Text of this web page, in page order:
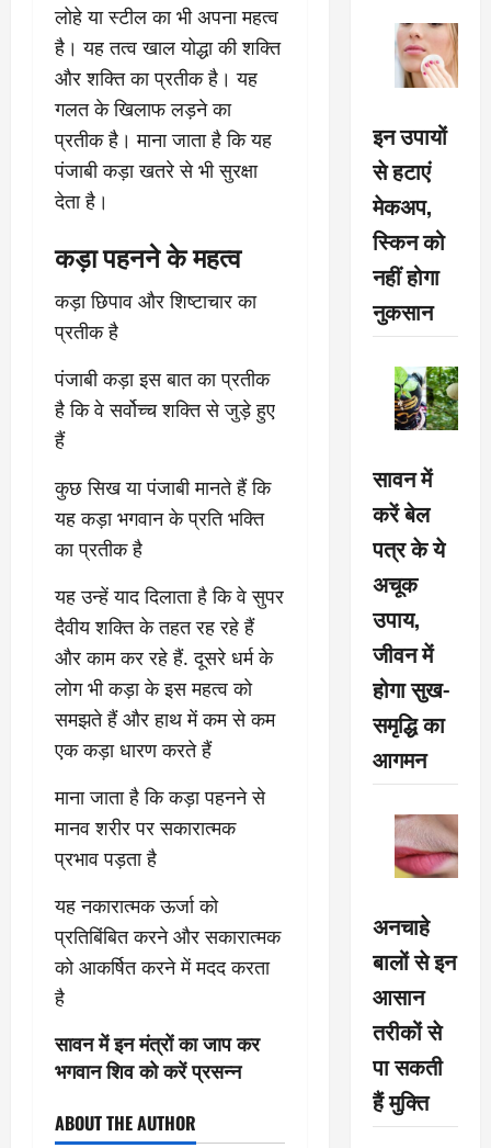
लोहे या स्टील का भी अपना महत्व
है। यह तत्व खाल योद्धा की शक्ति
और शक्ति का प्रतीक है। यह
गलत के खिलाफ लड़ने का
प्रतीक है। माना जाता है कि यह
पंजाबी कड़ा खतरे से भी सुरक्षा
देता है।
कड़ा पहनने के महत्व
कड़ा छिपाव और शिष्टाचार का
प्रतीक है
पंजाबी कड़ा इस बात का प्रतीक
है कि वे सर्वोच्च शक्ति से जुड़े हुए
हैं
कुछ सिख या पंजाबी मानते हैं कि
यह कड़ा भगवान के प्रति भक्ति
का प्रतीक है
यह उन्हें याद दिलाता है कि वे सुपर
दैवीय शक्ति के तहत रह रहे हैं
और काम कर रहे हैं. दूसरे धर्म के
लोग भी कड़ा के इस महत्व को
समझते हैं और हाथ में कम से कम
एक कड़ा धारण करते हैं
माना जाता है कि कड़ा पहनने से
मानव शरीर पर सकारात्मक
प्रभाव पड़ता है
यह नकारात्मक ऊर्जा को
प्रतिबिंबित करने और सकारात्मक
को आकर्षित करने में मदद करता
है
सावन में इन मंत्रों का जाप कर
भगवान शिव को करें प्रसन्न
ABOUT THE AUTHOR
इन उपायों
से हटाएं
मेकअप,
स्किन को
नहीं होगा
नुकसान
सावन में
करें बेल
पत्र के ये
अचूक
उपाय,
जीवन में
होगा सुख-
समृद्धि का
आगमन
अनचाहे
बालों से इन
आसान
तरीकों से
पा सकती
हैं मुक्ति